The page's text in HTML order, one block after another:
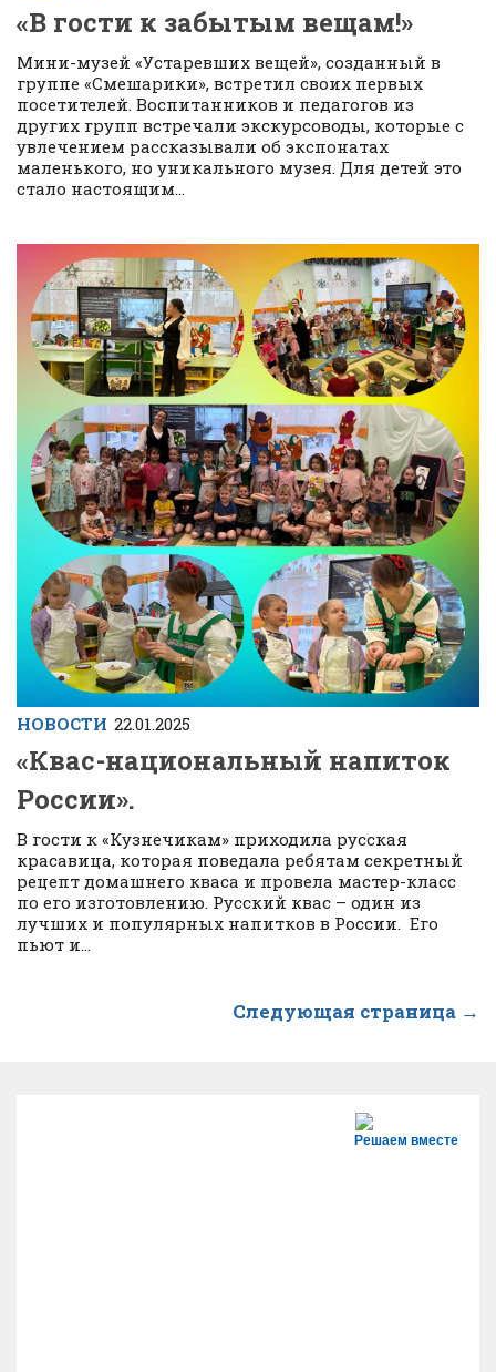
«В гости к забытым вещам!»
Мини-музей «Устаревших вещей», созданный в
группе «Смешарики», встретил своих первых
посетителей. Воспитанников и педагогов из
других групп встречали экскурсоводы, которые с
увлечением рассказывали об экспонатах
маленького, но уникального музея. Для детей это
стало настоящим...
НОВОСТИ 22.01.2025
«Квас-национальный напиток
России».
В гости к «Кузнечикам» приходила русская
красавица, которая поведала ребятам секретный
рецепт домашнего кваса и провела мастер-класс
по его изготовлению. Русский квас – один из
лучших и популярных напитков в России. Его
пьют и...
Следующая страница →
Решаем вместе